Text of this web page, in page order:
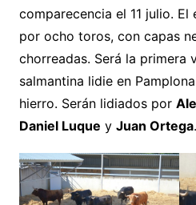
comparecencia el 11 julio.
por ocho toros, con capas
chorreadas. Será la primera
salmantina lidie en
hierro. Serán lidiados por
Daniel Luque y Juan Ortega.